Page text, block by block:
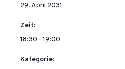
29. April 2031
Zeit:
18:30 - 19:00
Kategorie: